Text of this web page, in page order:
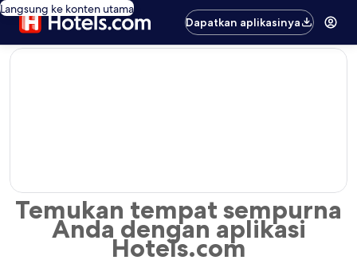
Langsung ke konten utama
Dapatkan aplikasinya
editorial
Temukan tempat sempurna
Anda dengan aplikasi
Hotels.com